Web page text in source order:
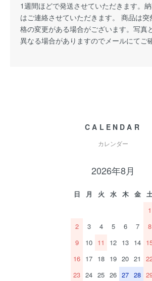
1週間ほどで発送させていただきます。
はご連絡させていただきます。 商品は
格の変更がある場合がございます。写真
異なる場合がありますのでメールにてご
CALENDAR
カレンダー
2026年8月
日 月 火 水 木 金
1
2
3 4 5 6 7
8
9
10 11 12 13 14
16 17 18 19 20 21
23 24 25 26 27 28